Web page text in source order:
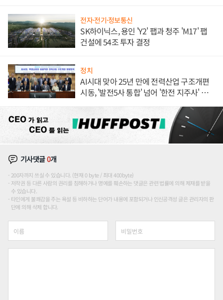
전자·전기·정보통신
SK하이닉스, 용인 'Y2' 팹과 청주 'M17' 팹
건설에 54조 투자 결정
정치
AI시대 맞아 25년 만에 전력산업 구조개편
시동, '발전5사 통합' 넘어 '한전 지주사' 재편
기사댓글0개
200자까지 쓰실 수 있습니다. (현재 0 byte / 최대 400byte)
저작권 등 다른 사람의 권리를 침해하거나 명예를 훼손하는 댓글은 관련 법률에 의해 제재를 받을
수 있습니다.
타인에게 불쾌감을 주는 욕설 등 비하하는 단어가 내용에 포함되거나 인신공격성 글은 관리자의 판
단에 의해 삭제 합니다.